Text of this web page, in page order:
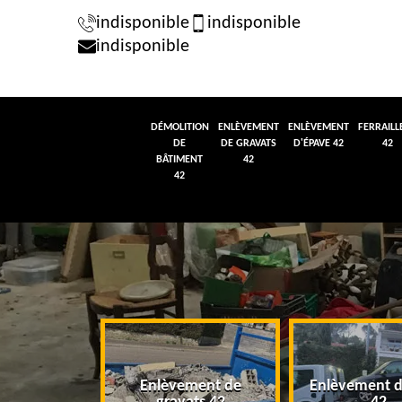
indisponible
indisponible
indisponible
DÉMOLITION
DE
BÂTIMENT
42
ENLÈVEMENT
DE GRAVATS
42
ENLÈVEMENT
D'ÉPAVE 42
42
de
Enlèvement de
Enlèvement